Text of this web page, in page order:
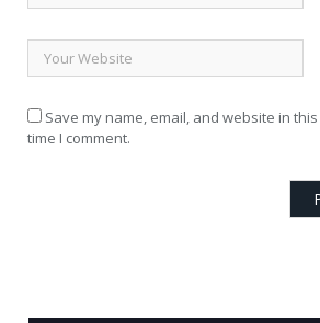
Save my name, email, and website in
time I comment.